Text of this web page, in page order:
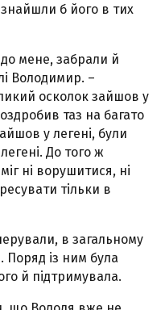
б його в тих
мене, забрали й
Володимир. –
осколок зайшов у
таз на багато
у легені, були
До того ж
ні ворушитися, ні
тільки в
в загальному
Поряд із ним була
й підтримувала.